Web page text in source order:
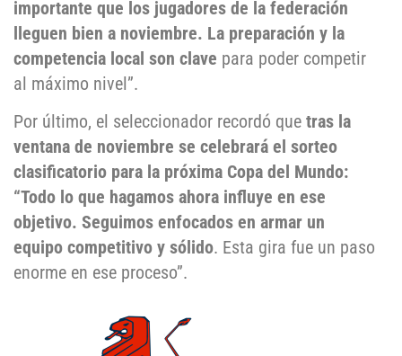
importante que los jugadores de la federación
lleguen bien a noviembre. La preparación y la
competencia local son clave para poder competir
al máximo nivel”.
Por último, el seleccionador recordó que tras la
ventana de noviembre se celebrará el sorteo
clasificatorio para la próxima Copa del Mundo:
“Todo lo que hagamos ahora influye en ese
objetivo. Seguimos enfocados en armar un
equipo competitivo y sólido. Esta gira fue un paso
enorme en ese proceso”.